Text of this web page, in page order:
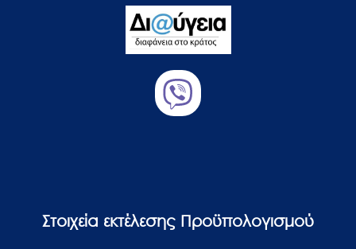
Στοιχεία εκτέλεσης Προϋπολογισμού